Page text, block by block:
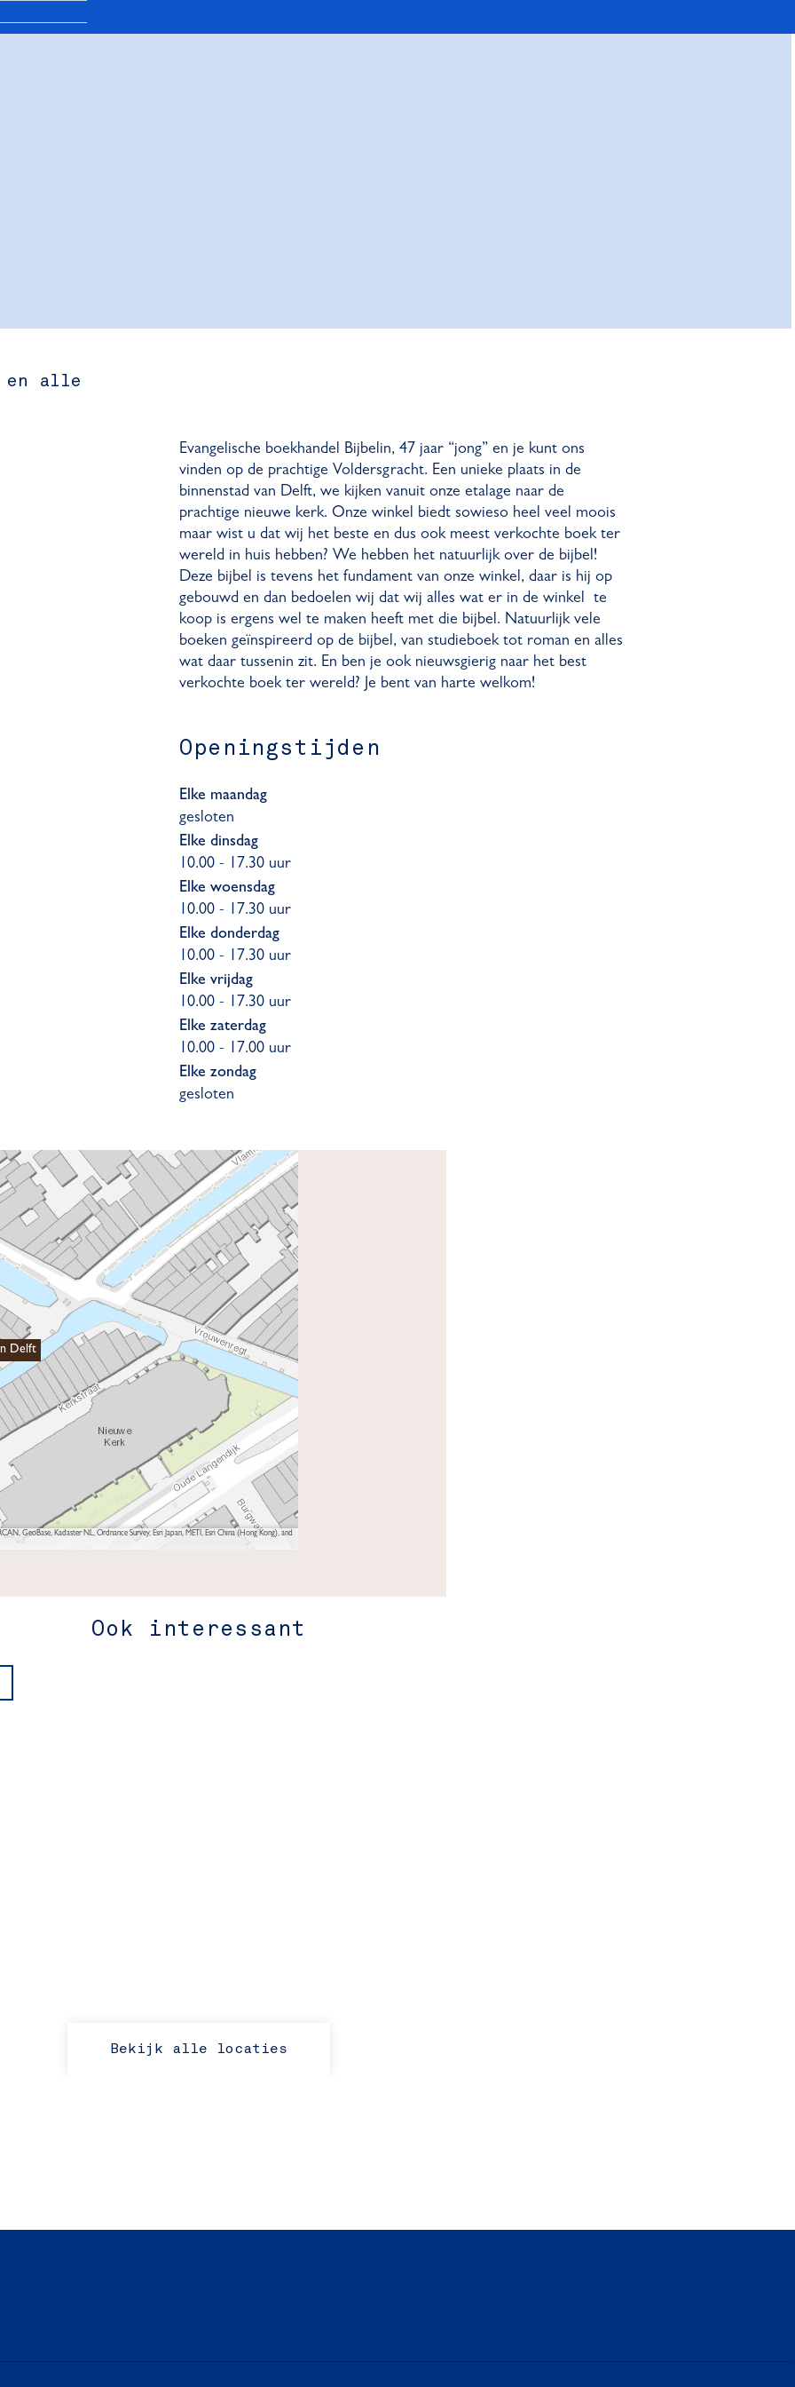
en alle
Evangelische boekhandel Bijbelin, 47 jaar “jong” en je kunt ons
vinden op de prachtige Voldersgracht. Een unieke plaats in de
binnenstad van Delft, we kijken vanuit onze etalage naar de
prachtige nieuwe kerk. Onze winkel biedt sowieso heel veel moois
maar wist u dat wij het beste en dus ook meest verkochte boek ter
wereld in huis hebben? We hebben het natuurlijk over de bijbel!
Deze bijbel is tevens het fundament van onze winkel, daar is hij op
gebouwd en dan bedoelen wij dat wij alles wat er in de winkel te
koop is ergens wel te maken heeft met die bijbel. Natuurlijk vele
boeken geïnspireerd op de bijbel, van studieboek tot roman en alles
wat daar tussenin zit. En ben je ook nieuwsgierig naar het best
verkochte boek ter wereld? Je bent van harte welkom!
Openingstijden
Elke maandag
gesloten
Elke dinsdag
10.00 - 17.30 uur
Elke woensdag
10.00 - 17.30 uur
Elke donderdag
10.00 - 17.30 uur
Elke vrijdag
10.00 - 17.30 uur
Elke zaterdag
10.00 - 17.00 uur
Elke zondag
gesloten
Delft
GeoBase, Kadaster NL, Ordnance Survey, Esri Japan, METI, Esri China (Hong Kong), and
Ook interessant
Bekijk alle locaties